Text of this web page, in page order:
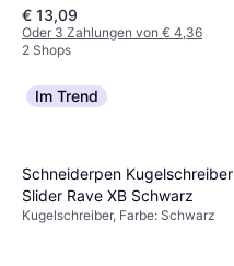
€ 13,09
Oder 3 Zahlungen von € 4,36
2 Shops
Im Trend
Schneiderpen Kugelschreiber
Slider Rave XB Schwarz
Kugelschreiber, Farbe: Schwarz